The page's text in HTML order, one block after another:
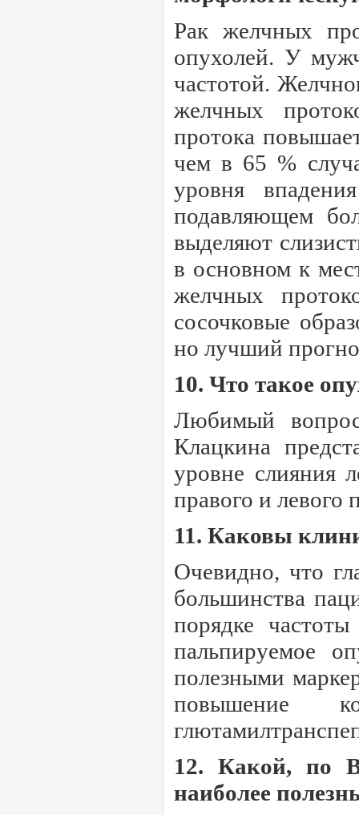
Рак желчных
опухолей. У
частотой.
желчных
протока
чем в 65 %
уровня
подавляющем
выделяют
в основном к
желчных
сосочковые
но лучший
10. Что такое
Любимый
Клацкина
уровне слияния
правого и левого
11. Каковы
Очевидно, что
большинства
порядке
пальпируемое
полезными
повышение
12. Какой, по
наиболее